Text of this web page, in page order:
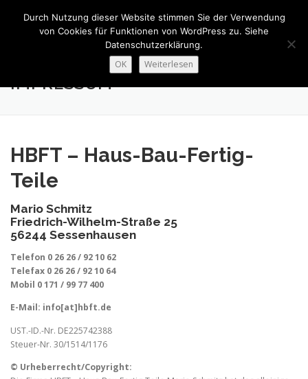
Menü
ÜBER UNS
IMPRESSUM
HBFT – Haus-Bau-Fertig-
Teile
Mario Schmitz
Friedrich-Wilhelm-Straße 25
56244 Sessenhausen
Telefon 0 26 26 / 92 10 62
Telefax 0 26 26 / 92 10 64
Mobil 0 171 / 99 77 400
E-Mail: info[at]hbft.de
UST.-ID.-Nr. DE225742388
Steuer-Nr. 30/1514/1176
© Urheberrecht/Copyright:
Durch Nutzung dieser Website stimmen Sie der Verwendung
von Cookies für Funktionen von WordPress zu. Siehe
Datenschutzerklärung.
OK Weiterlesen